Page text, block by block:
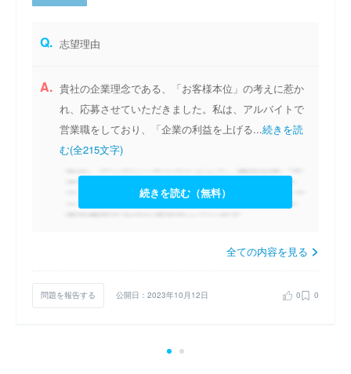
Q. 志望理由
A. 貴社の企業理念である、「お客様本位」の考えに惹か
れ、応募させていただきました。私は、アルバイトで
営業職をしており、「企業の利益を上げる...続きを読
む(全215文字)
続きを読む（無料）
全ての内容を見る
問題を報告する 公開日：2023年10月12日 0 0